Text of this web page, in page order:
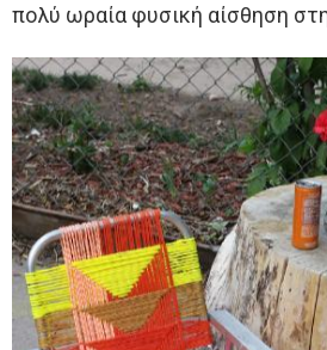
πολύ ωραία φυσική αίσθηση